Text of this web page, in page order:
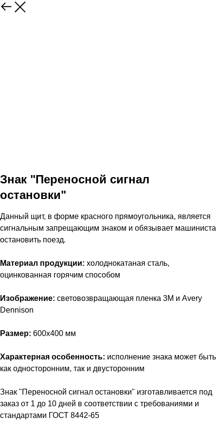
Знак "Переносной сигнал
остановки"
Данный щит, в форме красного прямоугольника, является
сигнальным запрещающим знаком и обязывает машиниста
остановить поезд.
Материал продукции: холоднокатаная сталь,
оцинкованная горячим способом
Изображение: световозвращающая пленка 3M и Avery
Dennison
Размер: 600х400 мм
Характерная особенность: исполнение знака может быть
как односторонним, так и двусторонним
Знак "Переносной сигнал остановки" изготавливается под
заказ от 1 до 10 дней в соответствии с требованиями и
стандартами ГОСТ 8442-65